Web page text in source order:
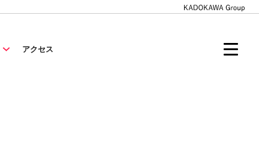
アクセス